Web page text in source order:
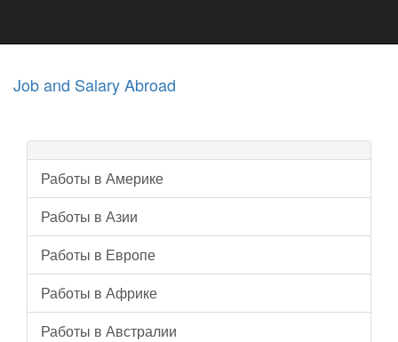
Job and Salary Abroad
Работы в Америке
Работы в Азии
Работы в Европе
Работы в Африке
Работы в Австралии